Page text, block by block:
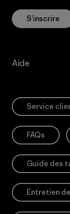
S’inscrire
Aide
Service
FAQs
Guide des
Entretien